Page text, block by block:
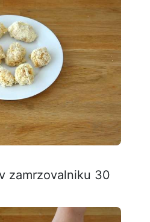
zamrzovalniku 30